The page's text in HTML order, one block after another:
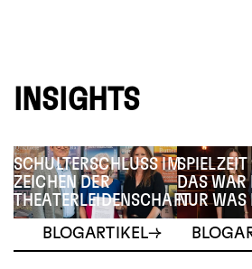
INSIGHTS
SCHULTERSCHLUSS IM
ZEICHEN DER
THEATERLEIDENSCHAFT
BLOGARTIKEL
DAS WAR
NUR WAS